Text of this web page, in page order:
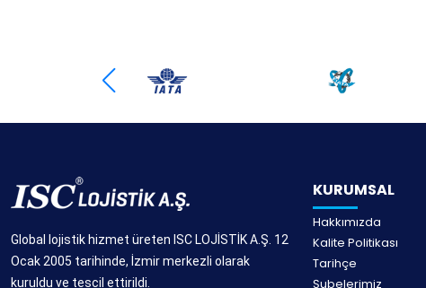
Global lojistik hizmet üreten ISC LOJİSTİK A.Ş. 12
Ocak 2005 tarihinde, İzmir merkezli olarak
kuruldu ve tescil ettirildi.
KURUMSAL
Hakkımızda
Kalite Politikası
Tarihçe
Şubelerimiz